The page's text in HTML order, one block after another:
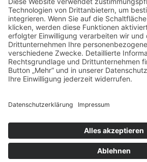
ALLGEMEIN
FRISEURE
FRISEURE
FRISEURE